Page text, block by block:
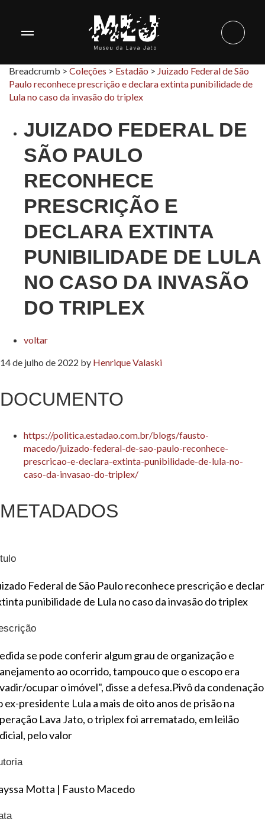
Breadcrumb > Coleções > Estadão > Juizado Federal de São
Paulo reconhece prescrição e declara extinta punibilidade de
Lula no caso da invasão do triplex
JUIZADO FEDERAL DE
SÃO PAULO
RECONHECE
PRESCRIÇÃO E
DECLARA EXTINTA
PUNIBILIDADE DE LULA
NO CASO DA INVASÃO
DO TRIPLEX
voltar
14 de julho de 2022 by Henrique Valaski
DOCUMENTO
https://politica.estadao.com.br/blogs/fausto-
macedo/juizado-federal-de-sao-paulo-reconhece-
prescricao-e-declara-extinta-punibilidade-de-lula-no-
caso-da-invasao-do-triplex/
METADADOS
Federal de São Paulo reconhece prescrição e
punibilidade de Lula no caso da invasão do triplex
se pode conferir algum grau de organização e
ao ocorrido, tampouco que o escopo era
ocupar o imóvel", disse a defesa.Pivô da condenação
ex-presidente Lula a mais de oito anos de prisão na
Lava Jato, o triplex foi arrematado, em leilão
pelo valor
Motta | Fausto Macedo